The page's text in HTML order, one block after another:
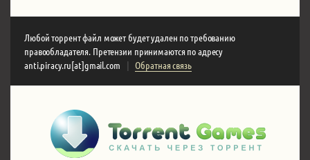
Любой торрент файл может будет удален по требованию
правообладателя. Претензии принимаются по адресу
anti.piracy.ru[at]gmail.com
| Обратная связь